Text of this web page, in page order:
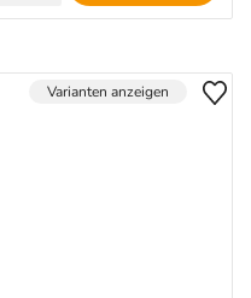
Varianten anzeigen